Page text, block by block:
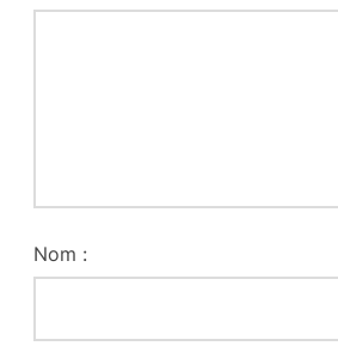
Nom :